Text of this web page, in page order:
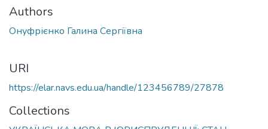
Authors
Онуфрієнко Галина Сергіївна
URI
https://elar.navs.edu.ua/handle/123456789/27878
Collections